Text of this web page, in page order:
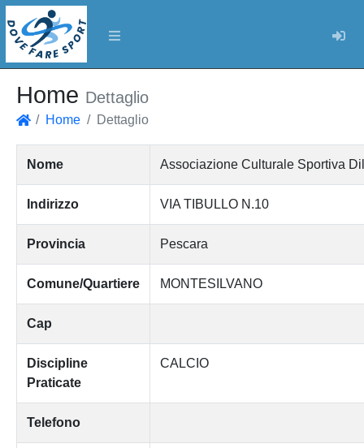
Home Dettaglio
Home Dettaglio
Nome Associazione Culturale Sportiva
Indirizzo VIA TIBULLO N.10
Provincia Pescara
Comune/Quartiere MONTESILVANO
Cap
Discipline
Praticate
CALCIO
Telefono